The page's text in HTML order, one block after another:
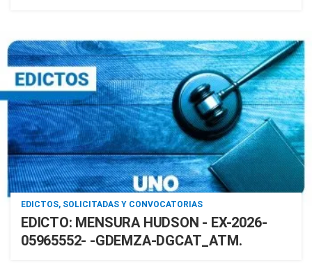
EDICTOS, SOLICITADAS Y CONVOCATORIAS
EDICTO: MENSURA HUDSON - EX-2026-
05965552- -GDEMZA-DGCAT_ATM.